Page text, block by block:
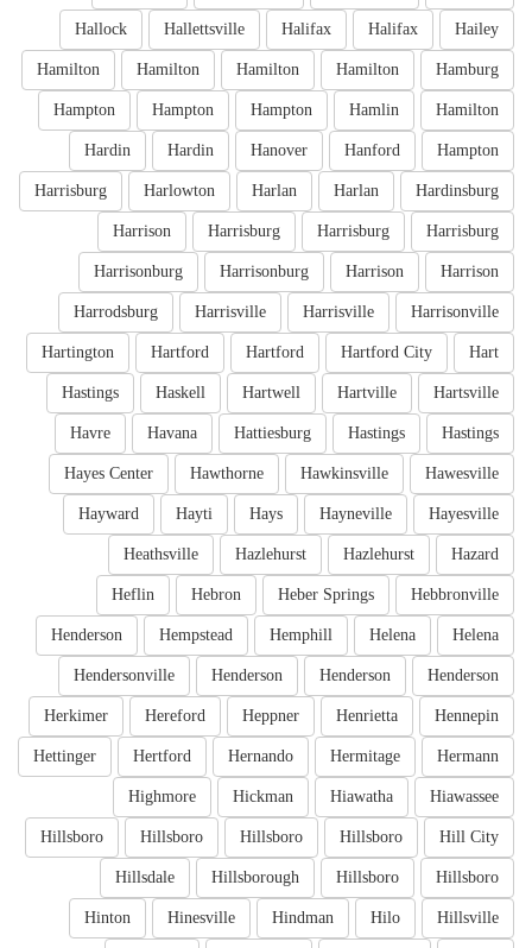
Hailey
Halifax
Halifax
Hallettsville
Hallock
Hamburg
Hamilton
Hamilton
Hamilton
Hamilton
Hamilton
Hamlin
Hampton
Hampton
Hampton
Hampton
Hanford
Hanover
Hardin
Hardin
Hardinsburg
Harlan
Harlan
Harlowton
Harrisburg
Harrisburg
Harrisburg
Harrisburg
Harrison
Harrison
Harrison
Harrisonburg
Harrisonburg
Harrisonville
Harrisville
Harrisville
Harrodsburg
Hart
Hartford City
Hartford
Hartford
Hartington
Hartsville
Hartville
Hartwell
Haskell
Hastings
Hastings
Hastings
Hattiesburg
Havana
Havre
Hawesville
Hawkinsville
Hawthorne
Hayes Center
Hayesville
Hayneville
Hays
Hayti
Hayward
Hazard
Hazlehurst
Hazlehurst
Heathsville
Hebbronville
Heber Springs
Hebron
Heflin
Helena
Helena
Hemphill
Hempstead
Henderson
Henderson
Henderson
Henderson
Hendersonville
Hennepin
Henrietta
Heppner
Hereford
Herkimer
Hermann
Hermitage
Hernando
Hertford
Hettinger
Hiawassee
Hiawatha
Hickman
Highmore
Hill City
Hillsboro
Hillsboro
Hillsboro
Hillsboro
Hillsboro
Hillsboro
Hillsborough
Hillsdale
Hillsville
Hilo
Hindman
Hinesville
Hinton